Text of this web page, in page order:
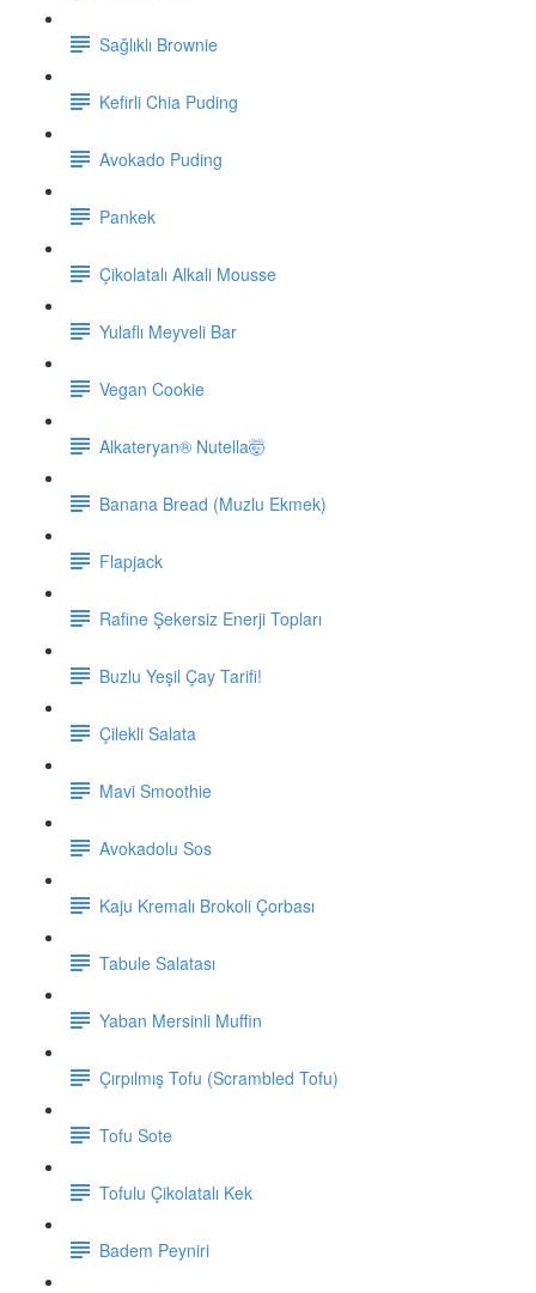
Sağlıklı Brownie
Kefirli Chia Puding
Avokado Puding
Pankek
Çikolatalı Alkali Mousse
Yulaflı Meyveli Bar
Vegan Cookie
Alkateryan® Nutella🤯
Banana Bread (Muzlu Ekmek)
Flapjack
Rafine Şekersiz Enerji Topları
Buzlu Yeşil Çay Tarifi!
Çilekli Salata
Mavi Smoothie
Avokadolu Sos
Kaju Kremalı Brokoli Çorbası
Tabule Salatası
Yaban Mersinli Muffin
Çırpılmış Tofu (Scrambled Tofu)
Tofu Sote
Tofulu Çikolatalı Kek
Badem Peyniri